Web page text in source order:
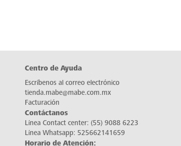
Centro de Ayuda
Escríbenos al correo electrónico
tienda.mabe@mabe.com.mx
Facturación
Contáctanos
Línea Contact center: (55) 9088 6223
Línea Whatsapp: 525662141659
Horario de Atención: